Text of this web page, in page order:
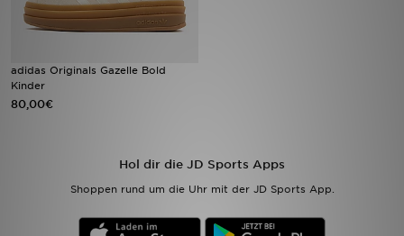
adidas Originals Gazelle Bold
Kinder
80,00€
Hol dir die JD Sports Apps
Shoppen rund um die Uhr mit der JD Sports App.
JD Exklusives
Fußball
Sport
Geschenkkarte